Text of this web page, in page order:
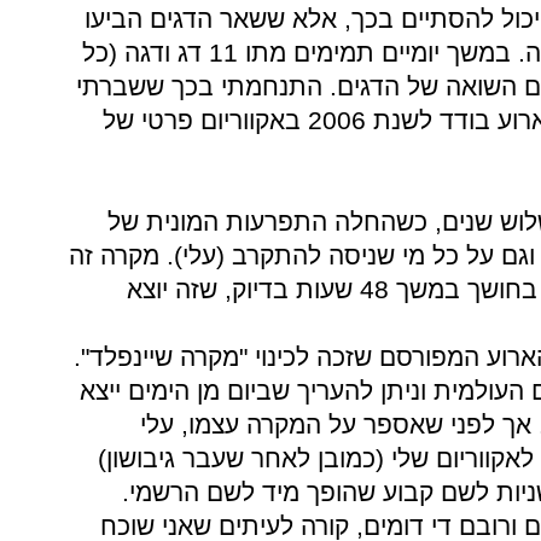
להסתיים בכך, אלא ששאר הדגים הביעו
הזדהות עם חברם ומתו בזה אחר זה. במשך יומיים תמימים מתו 11 דג ודגה (כל
השואה של הדגים. התנחמתי בכך ששברתי
את השיא של תמותת הדגים עקב ארוע בודד לשנת 2006 באקווריום פרטי של
שנים, כשהחלה התפרעות המונית של
על כל מי שניסה להתקרב (עלי). מקרה זה
טופל בחומרה והדגים נאלצו לחיות בחושך במשך 48 שעות בדיוק, שזה יוצא
המפורסם שזכה לכינוי "מקרה שיינפלד".
וניתן להעריך שביום מן הימים ייצא
אך לפני שאספר על המקרה עצמו, עלי
שלי (כמובן לאחר שעבר גיבושון)
לשם קבוע שהופך מיד לשם הרשמי.
ורובם די דומים, קורה לעיתים שאני שוכח